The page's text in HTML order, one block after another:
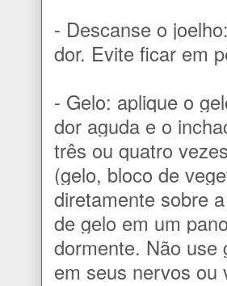
- Descanse o
dor. Evite ficar em
- Gelo: aplique o
dor aguda e o
três ou quatro
(gelo, bloco de
diretamente sobre
de gelo em um
dormente. Não use
em seus nervos ou